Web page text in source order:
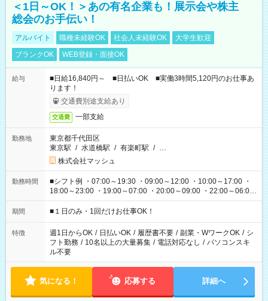
＜1日～OK！＞あの有名企業も！展示会や株主
総会のお手伝い！
アルバイト 職種未経験OK 社会人未経験OK
大学生歓迎
ブランクOK
WEB登録・面接OK
給与
■日給16,840円～ ■日払いOK ■実働3時間5,120円のお仕事あ
ります！
交通費別途支給あり
交通費 一部支給
勤務地
東京都千代田区
東京駅 / 水道橋駅 / 有楽町駅 / …
株式会社マッシュ
勤務時間
■シフト例 ・07:00～19:30 ・09:00～12:00 ・10:00～17:00 ・
18:00～23:00 ・19:00～07:00 ・20:00～09:00 ・22:00～06:00
etc ★最短で3時間で5,120円のお仕事から 15時間で2万円近く稼
げるお仕事も！ ご希望のお時間に合わせてご紹介！ ※シフトは
ください！
期間 ■１日のみ・1回だけお仕事OK！
特徴 週1日からOK / 日払いOK / 履歴書不要 / 副業・WワークOK / シ
フト勤務 / 10名以上の大量募集 / 電話対応なし / パソコンスキ
ル不要
気になる！ 応募する 詳細へ